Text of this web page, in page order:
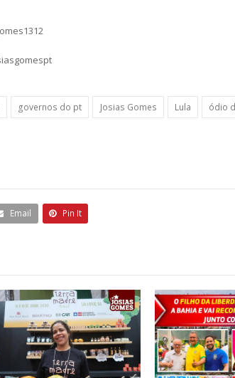
governos do pt Josias Gomes Lula
ódio
Email Pin It